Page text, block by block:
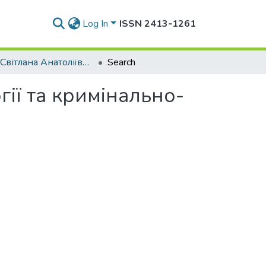
Log In ISSN 2413‑1261
Ілько Світлана Анатоліївна (Кафедра кримінології та кримінально-виконавчого права) Search
та кримінально-